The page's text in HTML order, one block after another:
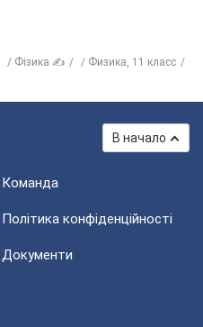
Фізика ✍
Физика, 11 класс
В начало
Команда
Політика конфіденційності
Документи